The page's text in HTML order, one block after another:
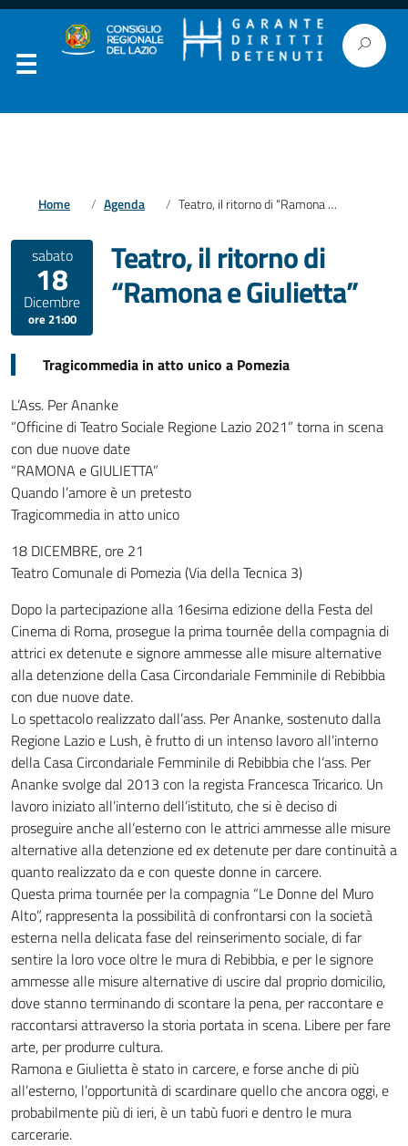
Home Agenda Teatro, il ritorno di “Ramona e Giulietta”
sabato
18
Dicembre
ore 21:00
Teatro, il ritorno di
“Ramona e Giulietta”
Tragicommedia in atto unico a Pomezia
L’Ass. Per Ananke
“Officine di Teatro Sociale Regione Lazio 2021” torna in scena
con due nuove date
“RAMONA e GIULIETTA”
Quando l’amore è un pretesto
Tragicommedia in atto unico
18 DICEMBRE, ore 21
Teatro Comunale di Pomezia (Via della Tecnica 3)
Dopo la partecipazione alla 16esima edizione della Festa del
Cinema di Roma, prosegue la prima tournée della compagnia di
attrici ex detenute e signore ammesse alle misure alternative
alla detenzione della Casa Circondariale Femminile di Rebibbia
con due nuove date.
Lo spettacolo realizzato dall’ass. Per Ananke, sostenuto dalla
Regione Lazio e Lush, è frutto di un intenso lavoro all’interno
della Casa Circondariale Femminile di Rebibbia che l’ass. Per
Ananke svolge dal 2013 con la regista Francesca Tricarico. Un
lavoro iniziato all’interno dell’istituto, che si è deciso di
proseguire anche all’esterno con le attrici ammesse alle misure
alternative alla detenzione ed ex detenute per dare continuità a
quanto realizzato da e con queste donne in carcere.
Questa prima tournée per la compagnia “Le Donne del Muro
Alto”, rappresenta la possibilità di confrontarsi con la società
esterna nella delicata fase del reinserimento sociale, di far
sentire la loro voce oltre le mura di Rebibbia, e per le signore
ammesse alle misure alternative di uscire dal proprio domicilio,
dove stanno terminando di scontare la pena, per raccontare e
raccontarsi attraverso la storia portata in scena. Libere per fare
arte, per produrre cultura.
Ramona e Giulietta è stato in carcere, e forse anche di più
all’esterno, l’opportunità di scardinare quello che ancora oggi, e
probabilmente più di ieri, è un tabù fuori e dentro le mura
carcerarie.